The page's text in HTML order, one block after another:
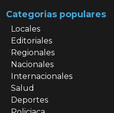
Categorias populares
Locales
Editoriales
Regionales
Nacionales
Internacionales
Salud
Deportes